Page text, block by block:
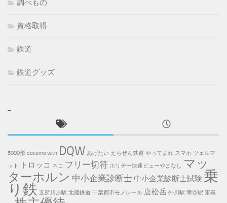
調べもの
資格取得
鉄道
鉄道グッズ
5000形 docomo with DQW あげたい えちぜん鉄道 やってまれ スマホ ツェルマ
ット
トロッコ ネコ フリー切符 ホリデー快速ビューやまなし マッ
ターホルン 中小企業診断士 中小企業診断士試験 乗
り鉄 五所川原駅 北陸鉄道 千葉都市モノレール 唐松岳 外川駅 幸谷駅 東尋